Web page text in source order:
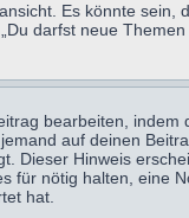
Es könnte sein,
darfst neue
bearbeiten, indem
auf deinen
Dieser Hinweis
für nötig halten, eine
hat.